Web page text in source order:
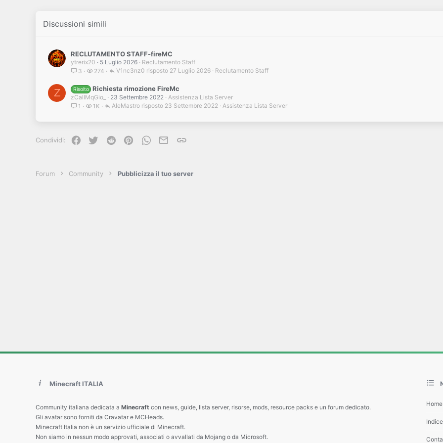
Discussioni simili
RECLUTAMENTO STAFF-fireMC
ytrerix20 5 Luglio 2026
Reclutamento Staff
3
274 Reclutamento Staff
27 Luglio 2026
V1nc3nz0
Z Risolto Richiesta rimozione FireMc
zCallMqGio_ 23 Settembre 2022 Assistenza Lista Server
1
1K Assistenza Lista Server
23 Settembre 2022
AleMastro
Condividi: Facebook
Twitter Reddit PinterestWhatsApp
e-mailLink
Forum Community Pubblicizza il tuo server
Minecraft ITALIA
Community italiana dedicata a Minecraft con news, guide, lista server, risorse, mods, resource packs e un forum dedicato.
Gli avatar sono forniti da Cravatar e MCHeads.
Minecraft Italia non è un servizio ufficiale di Minecraft.
Non siamo in nessun modo approvati, associati o avvallati da Mojang o da Microsoft.
Home